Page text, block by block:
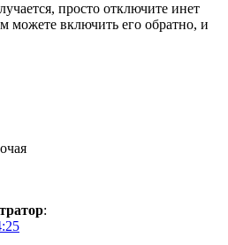
просто отключите инет
можете включить его обратно, и
: